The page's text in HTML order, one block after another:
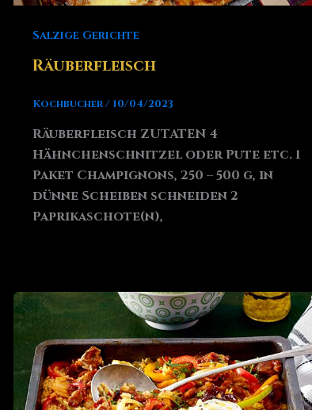
Salzige Gerichte
Räuberfleisch
Kochbucher/ 10/04/2023
Räuberfleisch ZUTATEN 4
Hähnchenschnitzel oder Pute etc. 1
Paket Champignons, 250 – 500 g, in
dünne Scheiben schneiden 2
Paprikaschote(n),